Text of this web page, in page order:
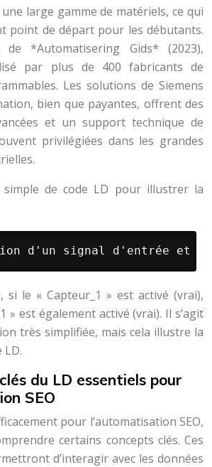
large gamme de matériels, ce qui
point de départ pour les débutants.
*Automatisering Gids* (2023),
par plus de 400 fabricants de
Les solutions de Siemens
bien que payantes, offrent des
et un support technique de
privilégiées dans les grandes
simple de code LD pour illustrer la
d'un signal d'entrée et
si le « Capteur_1 » est activé (vrai),
» est également activé (vrai). Il s’agit
très simplifiée, mais cela illustre la
LD.
du LD essentiels pour
SEO
pour l’automatisation SEO,
certains concepts clés. Ces
d’interagir avec les données